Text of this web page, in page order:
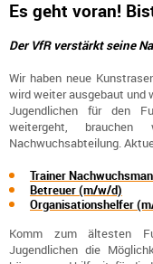
Es geht voran!
Der VfR verstärkt seine
Wir haben neue
wird weiter ausgebaut und
Jugendlichen für den
weitergeht,
Nachwuchsabteilung.
Trainer
Betreuer (m/w/d)
Organisationshelfer
Komm zum ältesten
Jugendlichen die